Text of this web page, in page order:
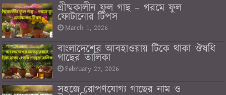
গ্রীষ্মকালীন ফুল গাছ – গরমে ফুল
ফোটানোর টিপস
March 1, 2026
বাংলাদেশের আবহাওয়ায় টিকে থাকা ঔষধি
গাছের তালিকা
February 27, 2026
সহজে রোপণযোগ্য গাছের নাম ও